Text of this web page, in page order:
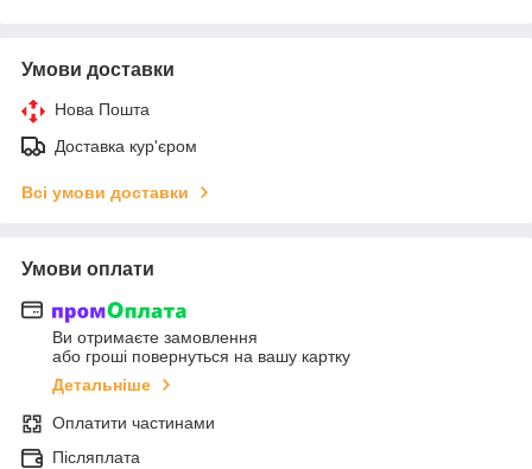
Умови доставки
Нова Пошта
Доставка кур'єром
Всі умови доставки
Умови оплати
Ви отримаєте замовлення
або гроші повернуться на вашу картку
Детальніше
Оплатити частинами
Післяплата